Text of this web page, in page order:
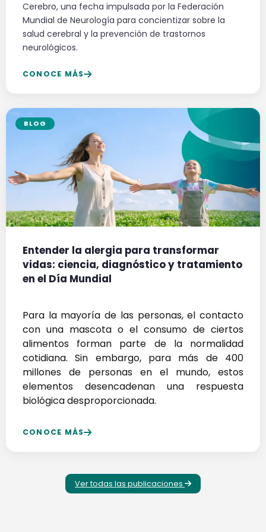
Cerebro, una fecha impulsada por la Federación
Mundial de Neurología para concientizar sobre la
salud cerebral y la prevención de trastornos
neurológicos.
CONOCE MÁS
BLOG
Entender la alergia para transformar
vidas: ciencia, diagnóstico y tratamiento
en el Día Mundial
Para la mayoría de las personas, el contacto
con una mascota o el consumo de ciertos
alimentos forman parte de la normalidad
cotidiana. Sin embargo, para más de 400
millones de personas en el mundo, estos
elementos desencadenan una respuesta
biológica desproporcionada.
CONOCE MÁS
Ver todas las publicaciones